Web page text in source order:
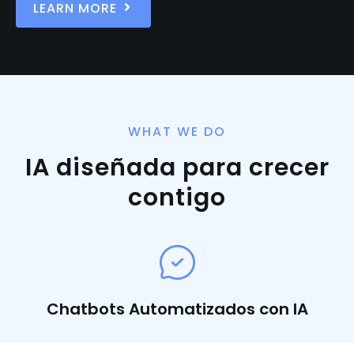
LEARN MORE
WHAT WE DO
IA diseñada para crecer
contigo
Chatbots Automatizados con IA